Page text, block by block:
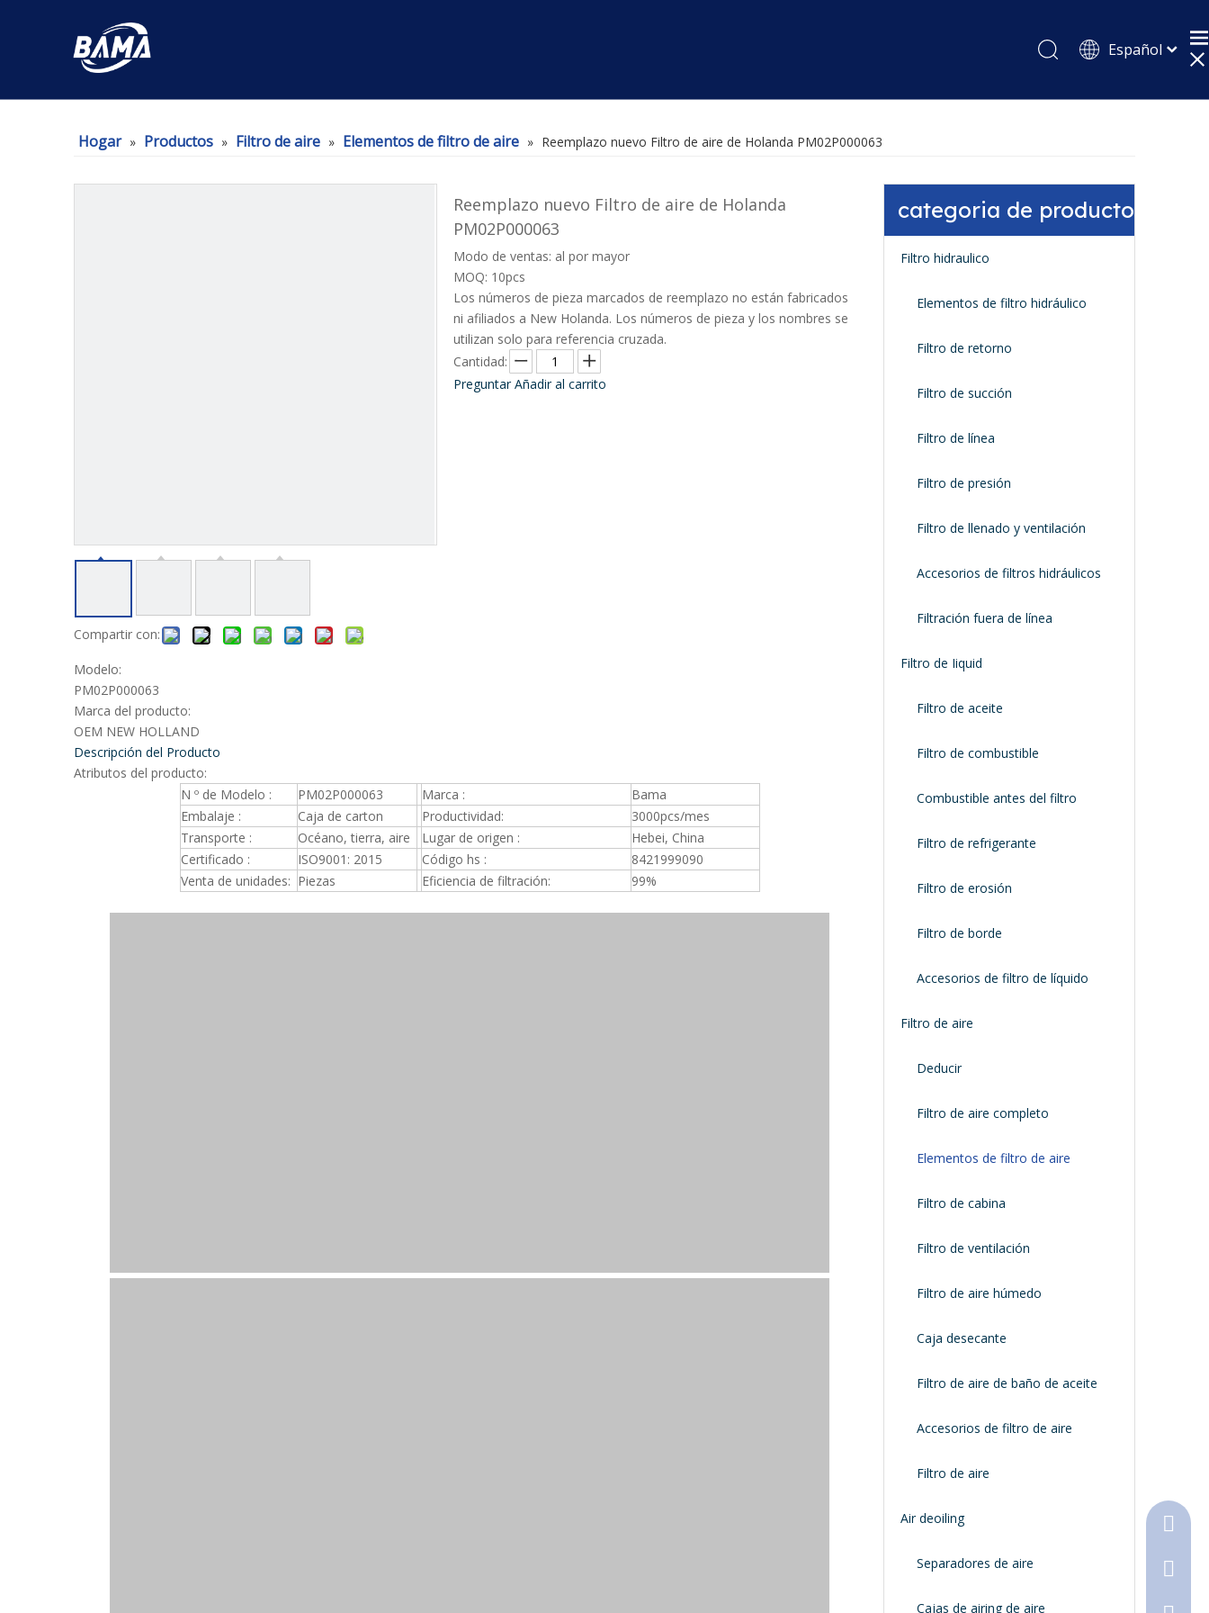
Español
Pусский
Hogar » Productos » Filtro de aire » Elementos de filtro de aire » Reemplazo nuevo Filtro de aire de Holanda PM02P000063
Compartir con:
Reemplazo nuevo Filtro de aire de Holanda
PM02P000063
Modo de ventas: al por mayor
MOQ: 10pcs
Los números de pieza marcados de reemplazo no están fabricados
ni afiliados a New Holanda. Los números de pieza y los nombres se
utilizan solo para referencia cruzada.
Cantidad:
Preguntar Añadir al carrito
Modelo:
PM02P000063
Marca del producto:
OEM NEW HOLLAND
Descripción del Producto
Atributos del producto:
N º de Modelo :
PM02P000063 Marca :
Bama
Embalaje :
Caja de carton Productividad:
3000pcs/mes
Transporte :
Océano, tierra, aire Lugar de origen :
Hebei, China
Certificado :
ISO9001: 2015 Código hs :
8421999090
Venta de unidades: Piezas Eficiencia de filtración: 99%
categoria de producto
Filtro hidraulico
Elementos de filtro hidráulico
Filtro de retorno
Filtro de succión
Filtro de línea
Filtro de presión
Filtro de llenado y ventilación
Accesorios de filtros hidráulicos
Filtración fuera de línea
Filtro de Iiquid
Filtro de aceite
Filtro de combustible
Combustible antes del filtro
Filtro de refrigerante
Filtro de erosión
Filtro de borde
Accesorios de filtro de líquido
Filtro de aire
Deducir
Filtro de aire completo
Elementos de filtro de aire
Filtro de cabina
Filtro de ventilación
Filtro de aire húmedo
Caja desecante
Filtro de aire de baño de aceite
Accesorios de filtro de aire
Filtro de aire
Air deoiling
Separadores de aire
Cajas de airing de aire
+86-
+86-